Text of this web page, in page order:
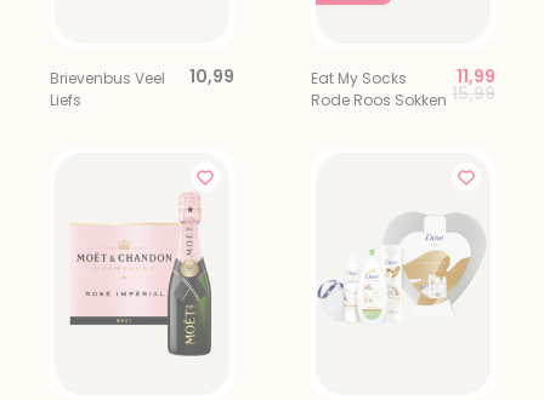
Brievenbus Veel
Liefs
10,99
Eat My Socks
Rode Roos Sokken Price
15,99to
11,99